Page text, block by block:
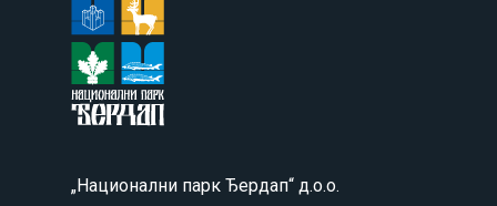
„Национални парк Ђердап“ д.о.о.